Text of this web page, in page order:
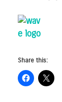
Share this: